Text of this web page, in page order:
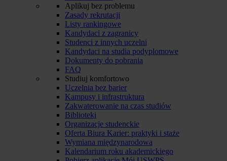
Aplikuj bez problemu
Zasady rekrutacji
Listy rankingowe
Kandydaci z zagranicy
Studenci z innych uczelni
Kandydaci na studia podyplomowe
Dokumenty do pobrania
FAQ
Studiuj komfortowo
Uczelnia bez barier
Kampusy i infrastruktura
Zakwaterowanie na czas studiów
Biblioteki
Organizacje studenckie
Oferta Biura Karier: praktyki i staże
Wymiana międzynarodowa
Kalendarium roku akademickiego